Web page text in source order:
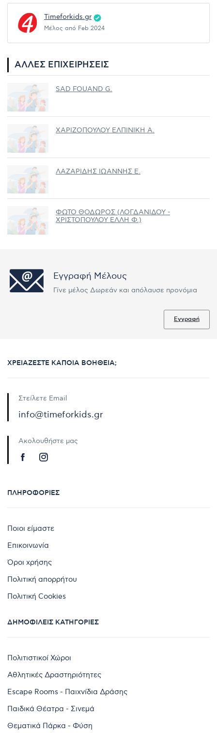
Timeforkids.gr
Μέλος από Feb 2024
ΆΛΛΕΣ ΕΠΙΧΕΙΡΉΣΕΙΣ
SAD FOUAND G.
ΧΑΡΙΖΟΠΟΥΛΟΥ ΕΛΠΙΝΙΚΗ Α.
ΛΑΖΑΡΙΔΗΣ ΙΩΑΝΝΗΣ Ε.
ΦΩΤΟ ΘΟΔΩΡΟΣ (ΛΟΓΔΑΝΙΔΟΥ -
ΧΡΙΣΤΟΠΟΥΛΟΥ ΕΛΛΗ Φ.)
Εγγραφή Μέλους
Γίνε μέλος Δωρεάν και απόλαυσε προνόμια
Εγγραφή
ΧΡΕΙΆΖΕΣΤΕ ΚΆΠΟΙΑ ΒΟΉΘΕΙΑ;
Στείλετε Email
info@timeforkids.gr
Ακολουθήστε μας
ΠΛΗΡΟΦΟΡΊΕΣ
Ποιοι είμαστε
Επικοινωνία
Όροι χρήσης
Πολιτική απορρήτου
Πολιτική Cookies
ΔΗΜΟΦΙΛΕΊΣ ΚΑΤΗΓΟΡΊΕΣ
Πολιτιστικοί Χώροι
Αθλητικές Δραστηριότητες
Escape Rooms - Παιχνίδια Δράσης
Παιδικά Θέατρα - Σινεμά
Θεματικά Πάρκα - Φύση